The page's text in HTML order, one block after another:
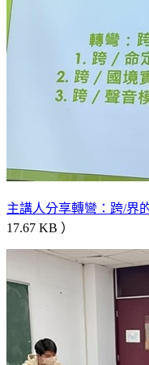
主講人分享轉彎：跨/界
17.67 KB ）